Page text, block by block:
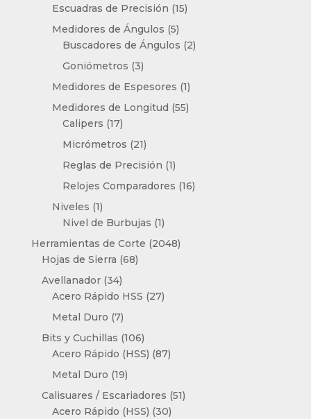
Escuadras de Precisión 1515
Medidores de Ángulos 55
productos
Buscadores de Ángulos 22
Goniómetros 33
productos
Medidores de Espesores 11
producto
Medidores de Longitud 5555
Calipers 1717
productos
Micrómetros 2121
productos
Reglas de Precisión 11
producto
Relojes Comparadores 1616
Niveles 11
producto
Nivel de Burbujas 11
producto
Herramientas de Corte 20482048
Hojas de Sierra 6868
Avellanador 3434
productos
Acero Rápido HSS 2727
Metal Duro 77
productos
Bits y Cuchillas 106106
productos
Acero Rápido (HSS) 8787
Metal Duro 1919
productos
Calisuares / Escariadores 5151
Acero Rápido (HSS) 3030